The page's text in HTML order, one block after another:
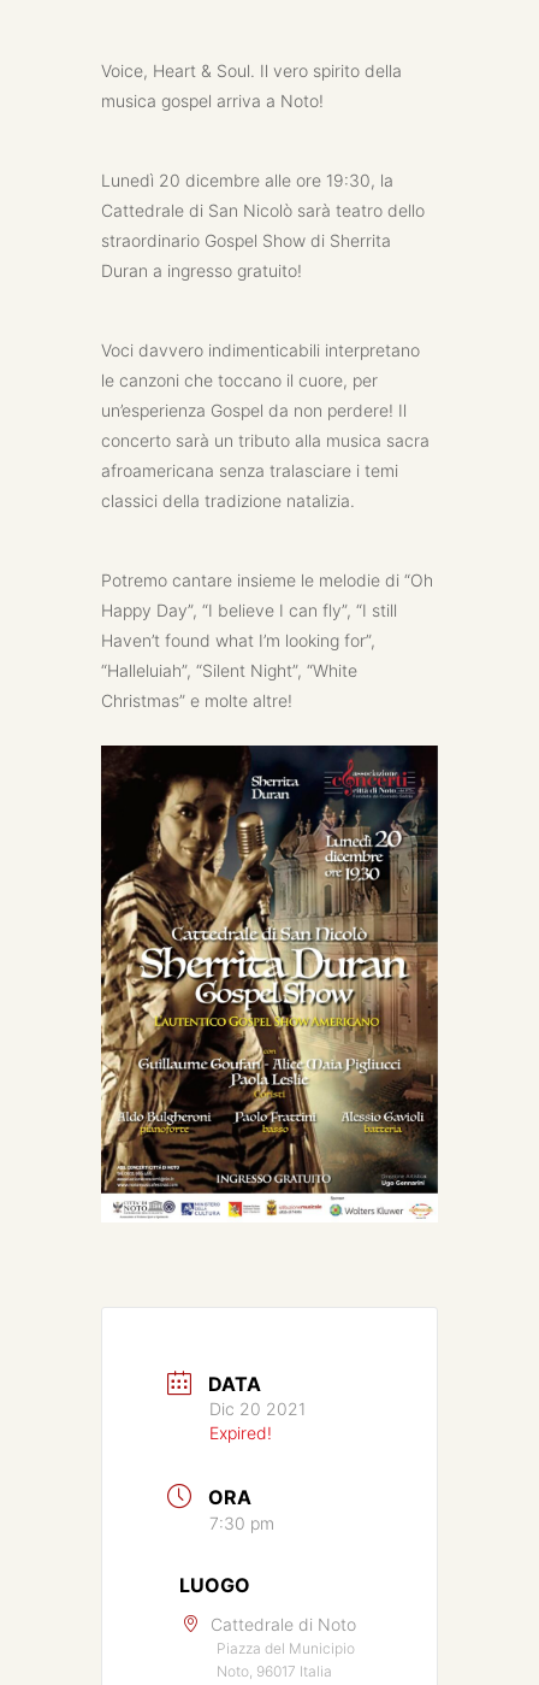
Voice, Heart & Soul. Il vero spirito della
musica gospel arriva a Noto!
Lunedì 20 dicembre alle ore 19:30, la
Cattedrale di San Nicolò sarà teatro dello
straordinario Gospel Show di Sherrita
Duran a ingresso gratuito!
Voci davvero indimenticabili interpretano
le canzoni che toccano il cuore, per
un’esperienza Gospel da non perdere! Il
concerto sarà un tributo alla musica sacra
afroamericana senza tralasciare i temi
classici della tradizione natalizia.
Potremo cantare insieme le melodie di “Oh
Happy Day”, “I believe I can fly”, “I still
Haven’t found what I’m looking for”,
“Halleluiah”, “Silent Night”, “White
Christmas” e molte altre!
DATA
Dic 20 2021
Expired!
ORA
7:30 pm
LUOGO
Cattedrale di Noto
Piazza del Municipio
Noto, 96017 Italia